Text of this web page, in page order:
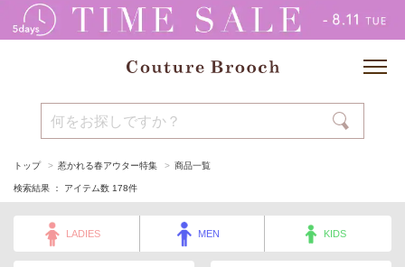
トップ 惹かれる春アウター特集 商品一覧
検索結果 ： アイテム数 178件
LADIES MEN KIDS